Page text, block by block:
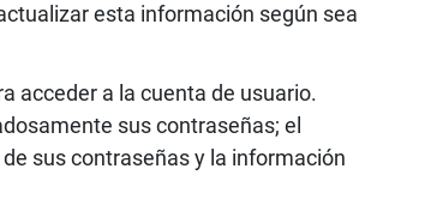
esta información según sea
acceder a la cuenta de usuario.
sus contraseñas; el
sus contraseñas y la información